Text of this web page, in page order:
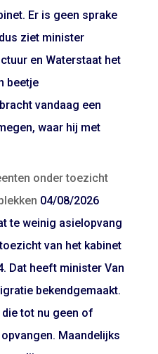
Er is geen sprake
ziet minister
en Waterstaat het
beetje
vandaag een
waar hij met
onder toezicht
04/08/2026
te weinig asielopvang
van het kabinet
Dat heeft minister Van
bekendgemaakt.
tot nu geen of
Maandelijks